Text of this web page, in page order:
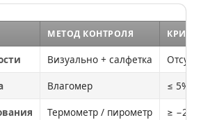
МЕТОД КОНТРОЛЯ
Визуально + салфетка
Влагомер
≤ 5%
Термометр / пирометр
≥